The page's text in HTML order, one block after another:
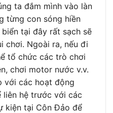
ta đắm mình vào làn
từng con sóng hiền
tại đây rất sạch sẽ
chơi. Ngoài ra, nếu đi
tổ chức các trò chơi
chơi motor nước v.v.
với các hoạt động
liên hệ trước với các
kiện tại Côn Đảo để